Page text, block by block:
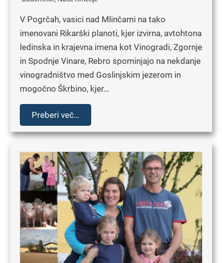
V Pogrčah, vasici nad Mlinčami na tako
imenovani Rikarški planoti, kjer izvirna, avtohtona
ledinska in krajevna imena kot Vinogradi, Zgornje
in Spodnje Vinare, Rebro spominjajo na nekdanje
vinogradništvo med Goslinjskim jezerom in
mogočno Škrbino, kjer…
Preberi več…